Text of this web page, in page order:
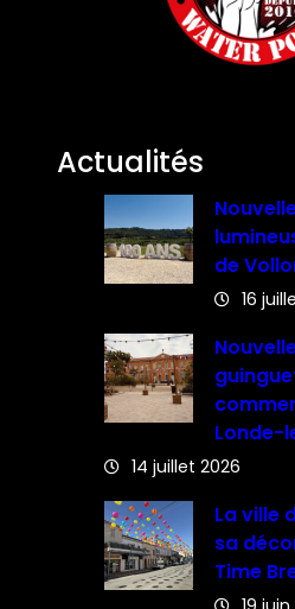
Actualités
de
16
Londe-
14 juillet 2026
La ville
sa
Time